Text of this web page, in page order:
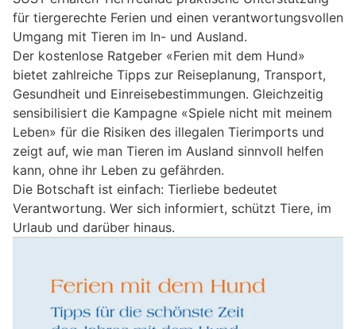
für tiergerechte Ferien und einen verantwortungsvollen
Umgang mit Tieren im In- und Ausland.
Der kostenlose Ratgeber «Ferien mit dem Hund»
bietet zahlreiche Tipps zur Reiseplanung, Transport,
Gesundheit und Einreisebestimmungen. Gleichzeitig
sensibilisiert die Kampagne «Spiele nicht mit meinem
Leben» für die Risiken des illegalen Tierimports und
zeigt auf, wie man Tieren im Ausland sinnvoll helfen
kann, ohne ihr Leben zu gefährden.
Die Botschaft ist einfach: Tierliebe bedeutet
Verantwortung. Wer sich informiert, schützt Tiere, im
Urlaub und darüber hinaus.